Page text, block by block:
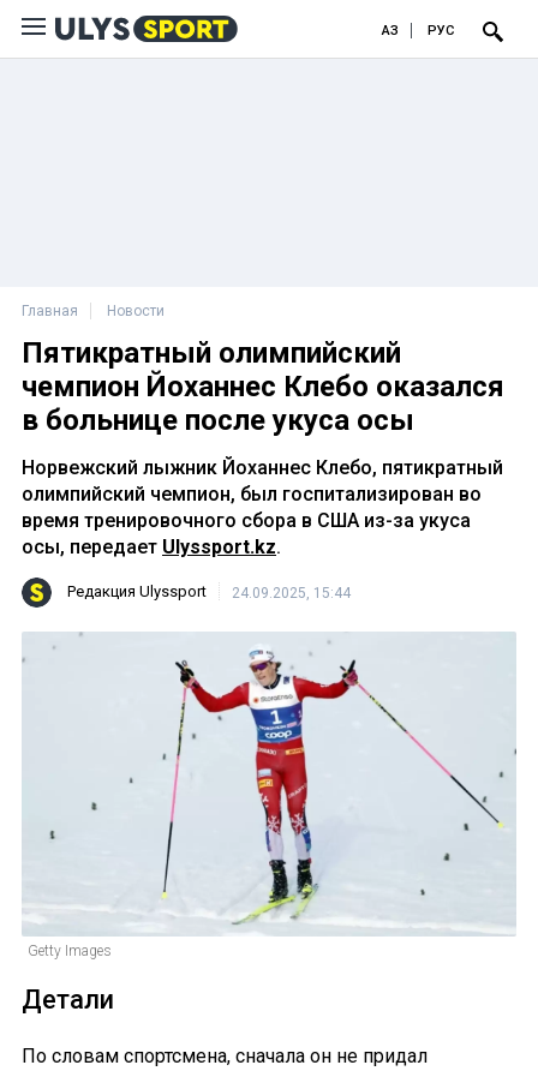
ҚАЗ РУС
Главная Новости
Пятикратный олимпийский
чемпион Йоханнес Клебо оказался
в больнице после укуса осы
Норвежский лыжник Йоханнес Клебо, пятикратный
олимпийский чемпион, был госпитализирован во
время тренировочного сбора в США из-за укуса
осы, передает Ulyssport.kz.
Редакция Ulyssport 24.09.2025, 15:44
Getty Images
Детали
По словам спортсмена, сначала он не придал